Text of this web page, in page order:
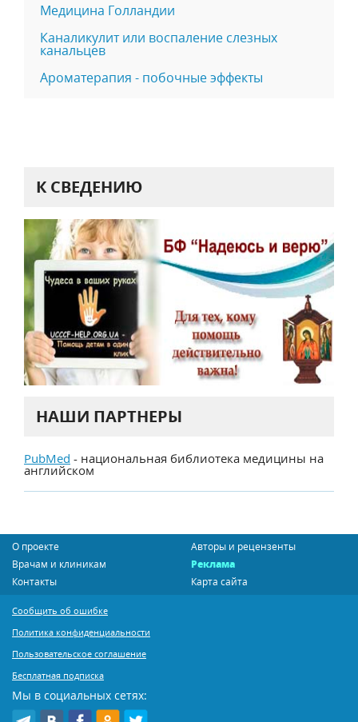
Медицина Голландии
Каналикулит или воспаление слезных
канальцев
Ароматерапия - побочные эффекты
К СВЕДЕНИЮ
НАШИ ПАРТНЕРЫ
PubMed - национальная библиотека медицины на
английском
О проекте
Авторы и рецензенты
Врачам и клиникам
Реклама
Контакты
Карта сайта
Сообщить об ошибке
Политика конфиденциальности
Пользовательское соглашение
Бесплатная подписка
Мы в социальных сетях: